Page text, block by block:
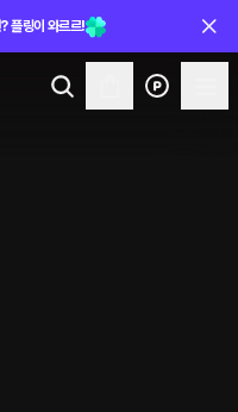
플링이 와르르!